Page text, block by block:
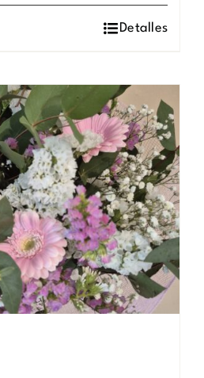
Detalles